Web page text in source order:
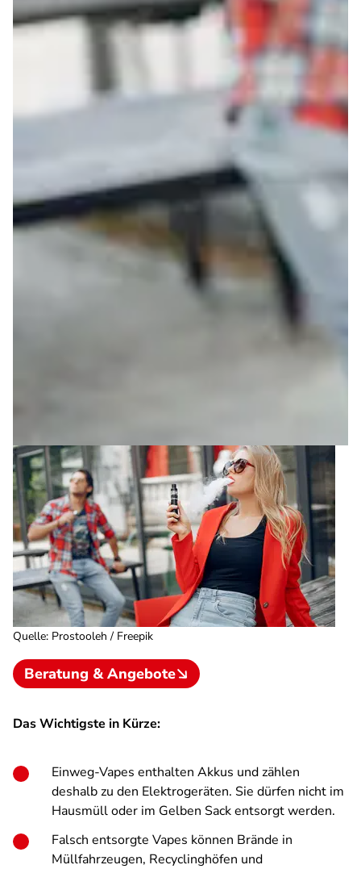
Quelle: Prostooleh / Freepik
Beratung & Angebote
Das Wichtigste in Kürze:
Einweg-Vapes enthalten Akkus und zählen
deshalb zu den Elektrogeräten. Sie dürfen nicht im
Hausmüll oder im Gelben Sack entsorgt werden.
Falsch entsorgte Vapes können Brände in
Müllfahrzeugen, Recyclinghöfen und